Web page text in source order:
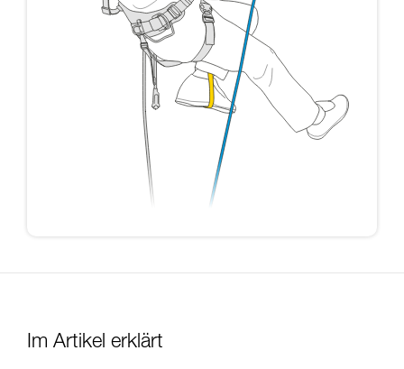
Im Artikel erklärt